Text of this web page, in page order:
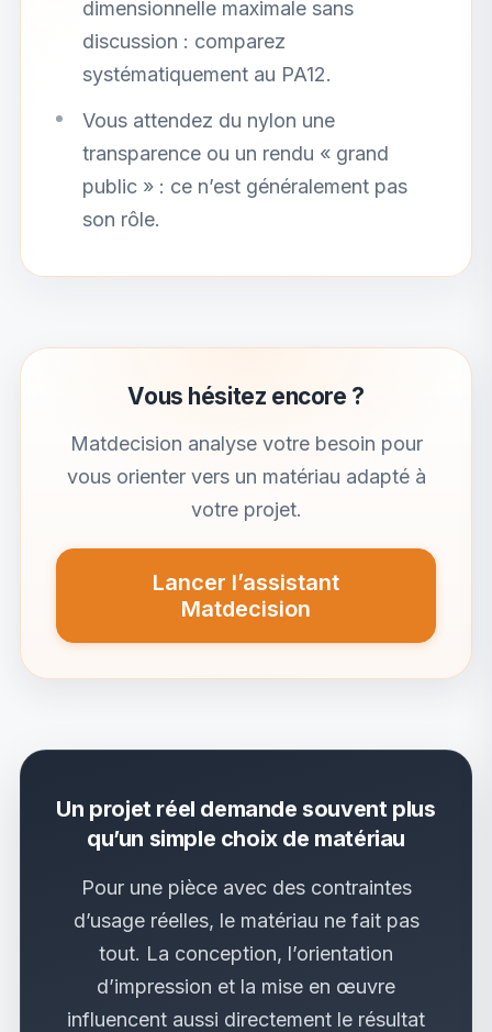
dimensionnelle maximale sans
discussion : comparez
systématiquement au PA12.
Vous attendez du nylon une
transparence ou un rendu « grand
public » : ce n’est généralement pas
son rôle.
Vous hésitez encore ?
Matdecision analyse votre besoin pour
vous orienter vers un matériau adapté à
votre projet.
Lancer l’assistant
Matdecision
Un projet réel demande souvent plus
qu’un simple choix de matériau
Pour une pièce avec des contraintes
d’usage réelles, le matériau ne fait pas
tout. La conception, l’orientation
d’impression et la mise en œuvre
influencent aussi directement le résultat